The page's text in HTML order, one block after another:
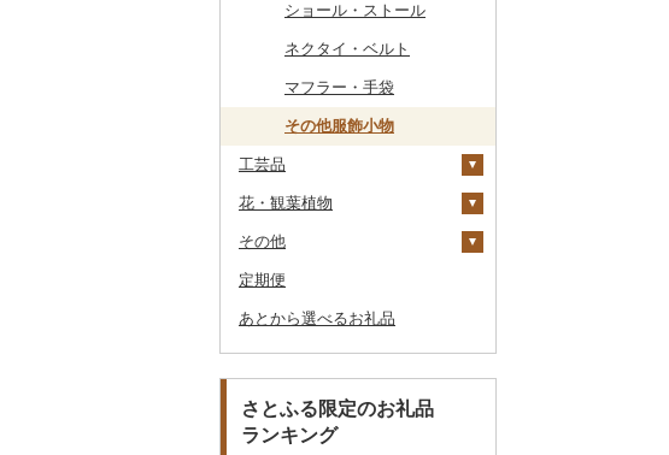
券
カタログギフト
その他体験・チケット
土鍋
その他キッチン用品
その他日用品
ご当地キャラクター
ベビー用品
ペット用品
防災グッズ
その他雑貨
ショール・ストール
ネクタイ・ベルト
マフラー・手袋
その他服飾小物
工芸品
織物
本場奄美大島紬
陶器・漆器
唐津焼
備前焼
美濃焼
村上木彫堆朱
その他装飾品・工芸品
数珠
工芸品
播州そろばん
美濃和紙
花・観葉植物
観葉植物・苗木
花
胡蝶蘭
造花・プリザーブドフ
ラワー
その他花
盆栽・その他
その他
地域サービス
その他
定期便
あとから選べるお礼品
さとふる限定のお礼品
ランキング